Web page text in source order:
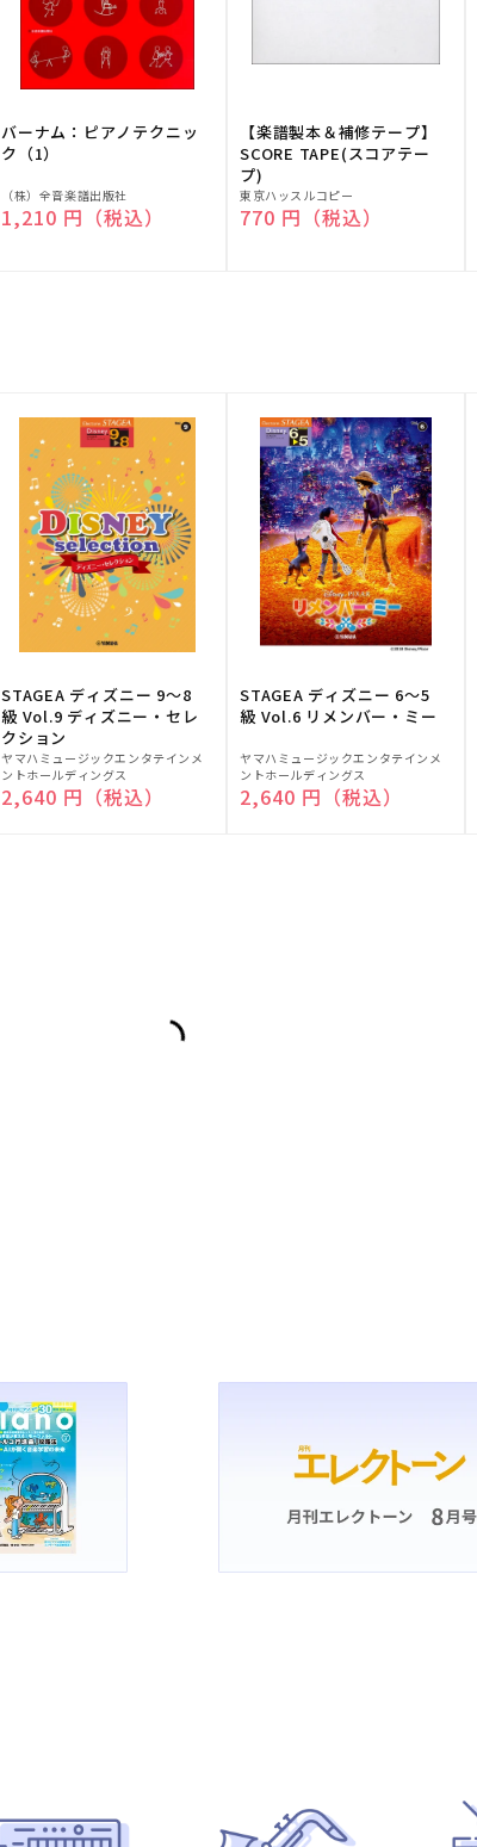
バーナム：ピアノテクニッ
ク（1）
販
売
（株）全音楽譜出版社
通常価格
1,210 円（税込）
【楽譜製本＆補修テープ】
SCORE TAPE(スコアテー
プ)
販
売
東京ハッスルコピー
通常価格
770 円（税込）
STAGEA ディズニー 9～8
級 Vol.9 ディズニー・セレ
クション
販
売
元:
ヤマハミュージックエンタテインメ
ントホールディングス
通常価格
2,640 円（税込）
STAGEA ディズニー 6～5
級 Vol.6 リメンバー・ミー
販
売
元:
ヤマハミュージックエンタテインメ
ントホールディングス
通常価格
2,640 円（税込）